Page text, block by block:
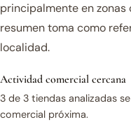
principalmente en
resumen toma como
localidad.
Actividad comercial cercana
3 de 3 tiendas analizadas
comercial próxima.